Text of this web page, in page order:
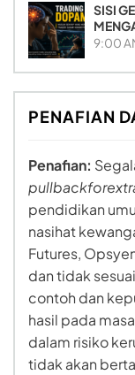
SISI
9:00
PENAFIAN
Penafian:
pendidikan
nasihat
Futures,
dan tidak
contoh dan
hasil pada
dalam risiko
tidak akan